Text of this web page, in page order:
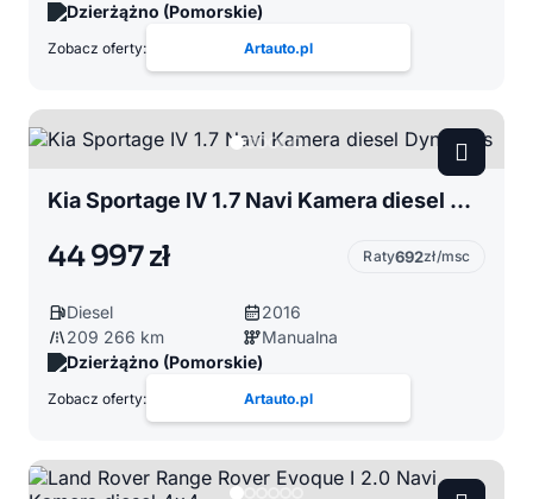
Dzierżążno (Pomorskie)
Zobacz oferty: Artauto.pl
Kia Sportage IV 1.7 Navi Kamera diesel Dynamics
44 997 zł Raty692zł/msc
Diesel
2016
209 266 km
Manualna
Dzierżążno (Pomorskie)
Zobacz oferty: Artauto.pl